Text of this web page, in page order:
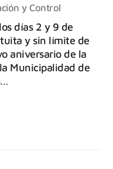
y Control
días 2 y 9 de
y sin límite de
aniversario de la
Municipalidad de